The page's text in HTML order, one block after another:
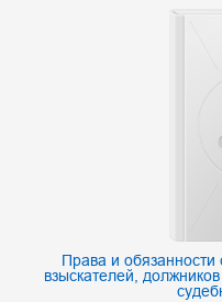
Права и обязанности
взыскателей,